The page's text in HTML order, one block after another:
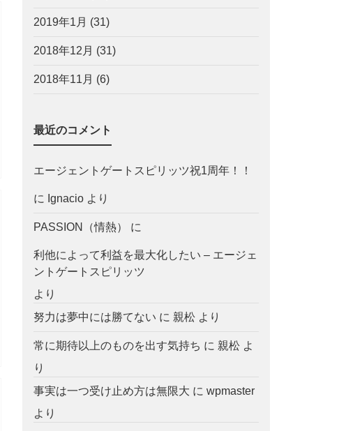
2019年1月 (31)
2018年12月 (31)
2018年11月 (6)
最近のコメント
エージェントゲートスピリッツ祝1周年！！
に Ignacioより
PASSION（情熱） に
利他によって利益を最大化したい – エージェ
ントゲートスピリッツ
より
努力は夢中には勝てない に 親松より
常に期待以上のものを出す気持ち に 親松よ
り
事実は一つ受け止め方は無限大 に wpmaster
より